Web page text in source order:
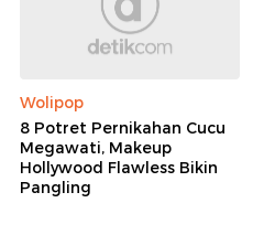
Wolipop
8 Potret Pernikahan Cucu
Megawati, Makeup
Hollywood Flawless Bikin
Pangling